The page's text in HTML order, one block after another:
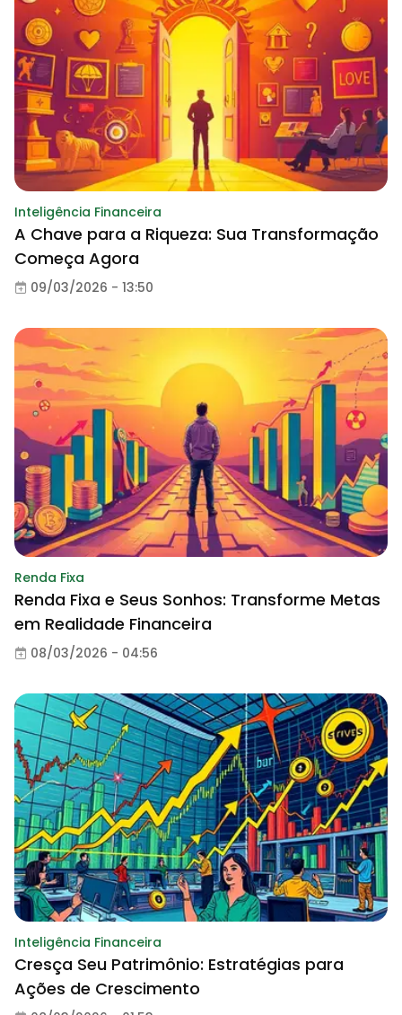
Inteligência Financeira
A Chave para a Riqueza: Sua Transformação
Começa Agora
09/03/2026 - 13:50
Renda Fixa
Renda Fixa e Seus Sonhos: Transforme Metas
em Realidade Financeira
08/03/2026 - 04:56
Inteligência Financeira
Cresça Seu Patrimônio: Estratégias para
Ações de Crescimento